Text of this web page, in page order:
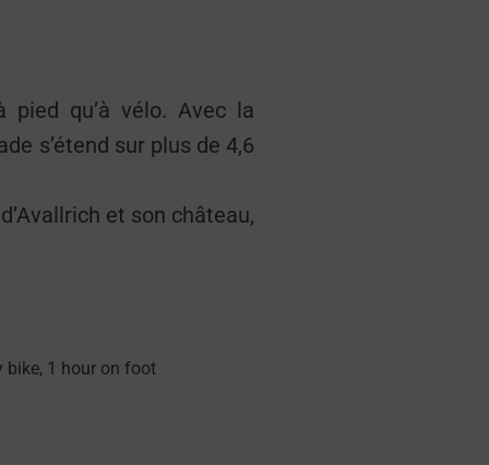
pied qu’à vélo. Avec la
s’étend sur plus de 4,6
et son château,
1 hour on foot